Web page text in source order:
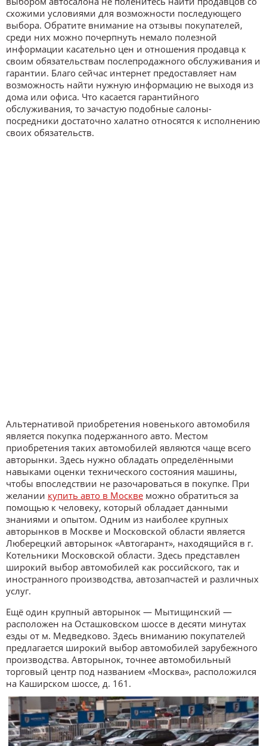
схожими условиями для возможности последующего
выбора. Обратите внимание на отзывы покупателей,
среди них можно почерпнуть немало полезной
информации касательно цен и отношения продавца к
своим обязательствам послепродажного обслуживания и
гарантии. Благо сейчас интернет предоставляет нам
возможность найти нужную информацию не выходя из
дома или офиса. Что касается гарантийного
обслуживания, то зачастую подобные салоны-
посредники достаточно халатно относятся к исполнению
своих обязательств.
Альтернативой приобретения новенького автомобиля
является покупка подержанного авто. Местом
приобретения таких автомобилей являются чаще всего
авторынки. Здесь нужно обладать определёнными
навыками оценки технического состояния машины,
чтобы впоследствии не разочароваться в покупке. При
желании купить авто в Москве можно обратиться за
помощью к человеку, который обладает данными
знаниями и опытом. Одним из наиболее крупных
авторынков в Москве и Московской области является
Люберецкий авторынок «Автогарант», находящийся в г.
Котельники Московской области. Здесь представлен
широкий выбор автомобилей как российского, так и
иностранного производства, автозапчастей и различных
услуг.
Ещё один крупный авторынок — Мытищинский —
расположен на Осташковском шоссе в десяти минутах
езды от м. Медведково. Здесь вниманию покупателей
предлагается широкий выбор автомобилей зарубежного
производства. Авторынок, точнее автомобильный
торговый центр под названием «Москва», расположился
на Каширском шоссе, д. 161.